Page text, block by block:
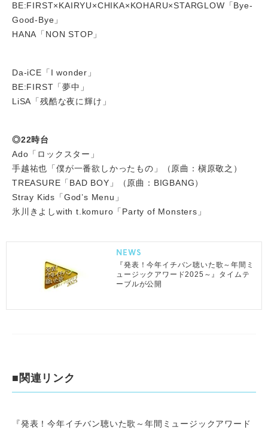
BE:FIRST×KAIRYU×CHIKA×KOHARU×STARGLOW「Bye-
Good-Bye」
HANA「NON STOP」
Da-iCE「I wonder」
BE:FIRST「夢中」
LiSA「残酷な夜に輝け」
◎22時台
Ado「ロックスター」
手越祐也「僕が一番欲しかったもの」（原曲：槇原敬之）
TREASURE「BAD BOY」（原曲：BIGBANG）
Stray Kids「God’s Menu」
氷川きよしwith t.komuro「Party of Monsters」
NEWS
『発表！今年イチバン聴いた歌～年間ミ
ュージックアワード2025～』タイムテ
ーブルが公開
■関連リンク
『発表！今年イチバン聴いた歌～年間ミュージックアワード